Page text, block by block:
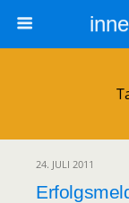
24. JULI 2011